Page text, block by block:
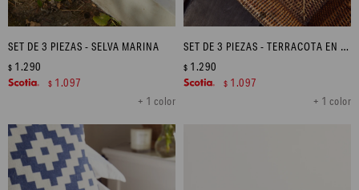
SET DE 3 PIEZAS - SELVA MARINA
+ 1 color
$ 1.290
$ 1.097
SET DE 3 PIEZAS - TERRACOTA EN FLOR
+ 1 color
$ 1.290
$ 1.097